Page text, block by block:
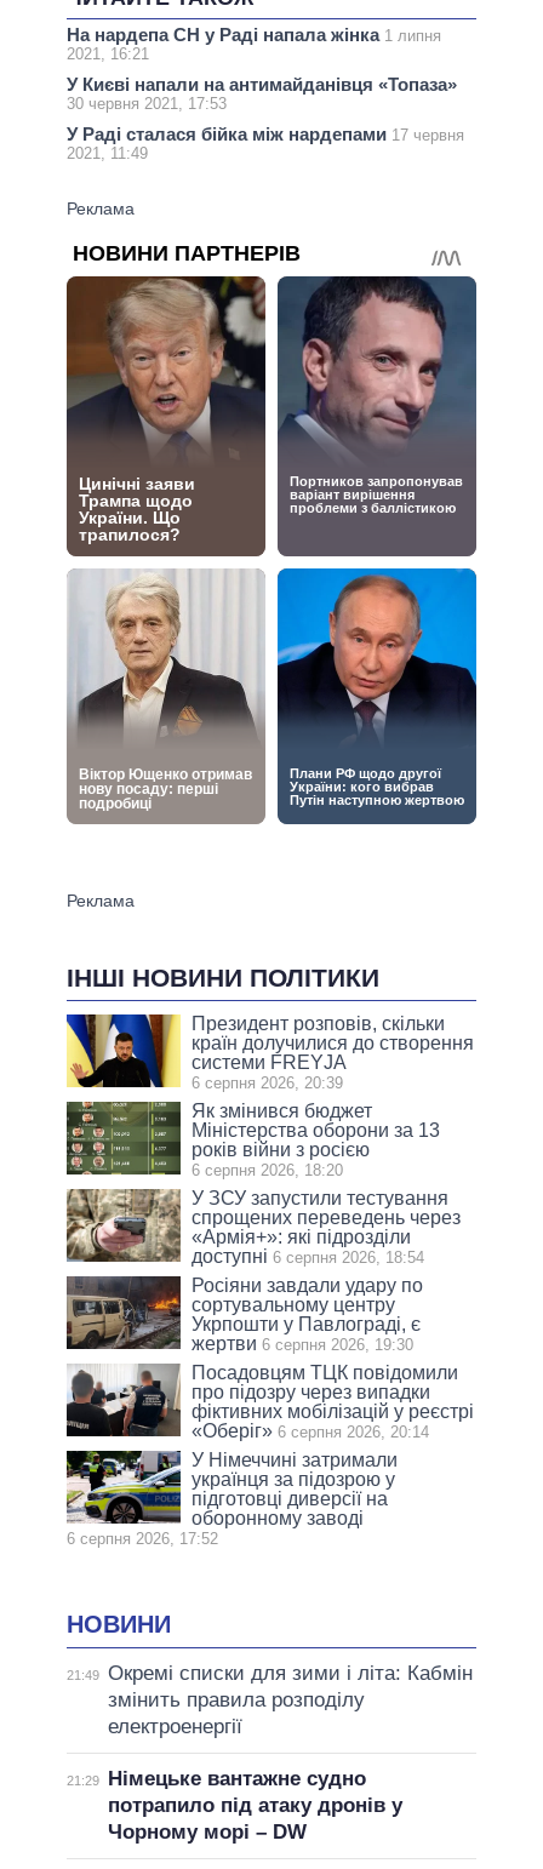
На нардепа СН у Раді напала жінка 1 липня
2021, 16:21
У Києві напали на антимайданівця «Топаза»
30 червня 2021, 17:53
У Раді сталася бійка між нардепами 17 червня
2021, 11:49
ІНШІ НОВИНИ ПОЛІТИКИ
Президент розповів, скільки
країн долучилися до створення
системи FREYJA
6 серпня 2026, 20:39
Як змінився бюджет
Міністерства оборони за 13
років війни з росією
6 серпня 2026, 18:20
У ЗСУ запустили тестування
спрощених переведень через
«Армія+»: які підрозділи
доступні 6 серпня 2026, 18:54
Росіяни завдали удару по
сортувальному центру
Укрпошти у Павлограді, є
жертви 6 серпня 2026, 19:30
Посадовцям ТЦК повідомили
про підозру через випадки
фіктивних мобілізацій у реєстрі
«Оберіг» 6 серпня 2026, 20:14
У Німеччині затримали
українця за підозрою у
підготовці диверсії на
оборонному заводі
6 серпня 2026, 17:52
НОВИНИ
21:49 Окремі списки для зими і літа: Кабмін
змінить правила розподілу
електроенергії
21:29
Німецьке вантажне судно
потрапило під атаку дронів у
Чорному морі – DW